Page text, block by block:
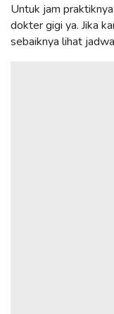
Untuk jam
dokter gigi ya. Jika
sebaiknya lihat